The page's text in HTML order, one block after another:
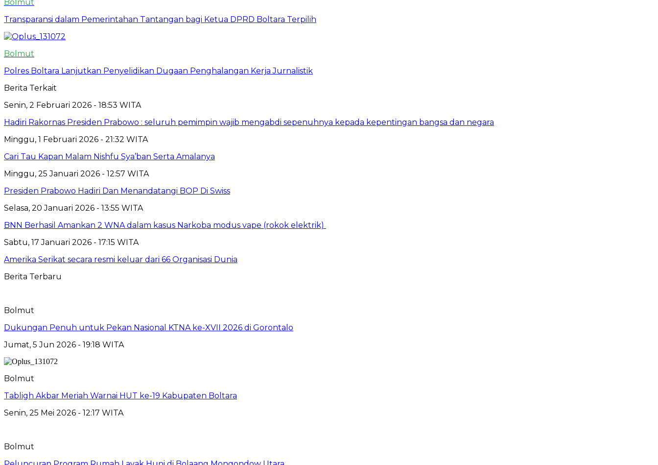
Bolmut
Transparansi dalam Pemerintahan Tantangan bagi Ketua DPRD Boltara Terpilih
Bolmut
Polres Boltara Lanjutkan Penyelidikan Dugaan Penghalangan Kerja Jurnalistik
Berita Terkait
Senin, 2 Februari 2026 - 18:53 WITA
Hadiri Rakornas Presiden Prabowo : seluruh pemimpin wajib mengabdi sepenuhnya kepada kepentingan bangsa dan negara
Minggu, 1 Februari 2026 - 21:32 WITA
Cari Tau Kapan Malam Nishfu Sya’ban Serta Amalanya
Minggu, 25 Januari 2026 - 12:57 WITA
Presiden Prabowo Hadiri Dan Menandatangi BOP Di Swiss
Selasa, 20 Januari 2026 - 13:55 WITA
BNN Berhasil Amankan 2 WNA dalam kasus Narkoba modus vape (rokok elektrik)
Sabtu, 17 Januari 2026 - 17:15 WITA
Amerika Serikat secara resmi keluar dari 66 Organisasi Dunia
Berita Terbaru
Bolmut
Dukungan Penuh untuk Pekan Nasional KTNA ke-XVII 2026 di Gorontalo
Jumat, 5 Jun 2026 - 19:18 WITA
Bolmut
Tabligh Akbar Meriah Warnai HUT ke-19 Kabupaten Boltara
Senin, 25 Mei 2026 - 12:17 WITA
Bolmut